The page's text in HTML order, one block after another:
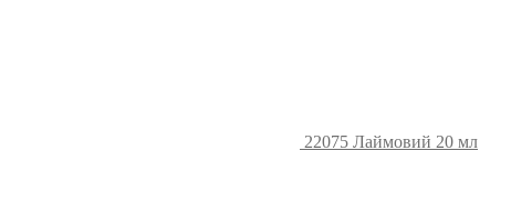
22075 Лаймовий 20 мл